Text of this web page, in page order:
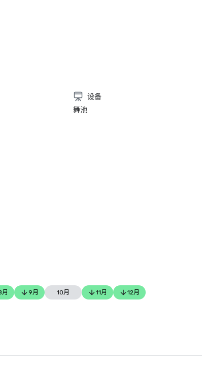
设备
舞池
月 9月 10月 11月 12月